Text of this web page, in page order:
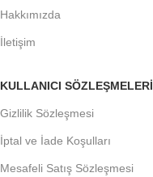
Hakkımızda
İletişim
KULLANICI SÖZLEŞMELERİ
Gizlilik Sözleşmesi
İptal ve İade Koşulları
Mesafeli Satış Sözleşmesi